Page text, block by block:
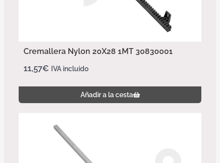
Cremallera Nylon 20X28 1MT 30830001
11,57€ IVA incluido
Añadir a la cesta